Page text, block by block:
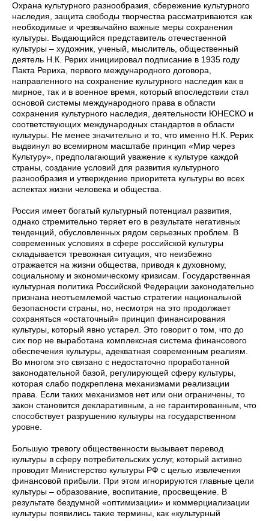
Охрана культурного разнообразия, сбережение культурного
наследия, защита свободы творчества рассматриваются как
необходимые и чрезвычайно важные меры сохранения
культуры. Выдающийся представитель отечественной
культуры – художник, ученый, мыслитель, общественный
деятель Н.К. Рерих инициировал подписание в 1935 году
Пакта Рериха, первого международного договора,
направленного на сохранение культурного наследия как в
мирное, так и в военное время, который впоследствии стал
основой системы международного права в области
сохранения культурного наследия, деятельности ЮНЕСКО и
соответствующих международных стандартов в области
культуры. Не менее значительно и то, что именно Н.К. Рерих
выдвинул во всемирном масштабе принцип «Мир через
Культуру», предполагающий уважение к культуре каждой
страны, создание условий для развития культурного
разнообразия и утверждение приоритета культуры во всех
аспектах жизни человека и общества.
Россия имеет богатый культурный потенциал развития,
однако стремительно теряет его в результате негативных
тенденций, обусловленных рядом серьезных проблем. В
современных условиях в сфере российской культуры
складывается тревожная ситуация, что неизбежно
отражается на жизни общества, приводя к духовному,
социальному и экономическому кризисам. Государственная
культурная политика Российской Федерации законодательно
признана неотъемлемой частью стратегии национальной
безопасности страны, но, несмотря на это продолжает
сохраняться «остаточный» принцип финансирования
культуры, который явно устарел. Это говорит о том, что до
сих пор не выработана комплексная система финансового
обеспечения культуры, адекватная современным реалиям.
Во многом это связано с недостаточно проработанной
законодательной базой, регулирующей сферу культуры,
которая слабо подкреплена механизмами реализации
права. Если таких механизмов нет или они ограничены, то
закон становится декларативным, а не гарантированным, что
способствует разрушению культуры на государственном
уровне.
Большую тревогу общественности вызывает перевод
культуры в сферу потребительских услуг, который активно
проводит Министерство культуры РФ с целью извлечения
финансовой прибыли. При этом игнорируются главные цели
культуры – образование, воспитание, просвещение. В
результате бездумной «оптимизации» и коммерциализации
культуры появились такие термины, как «культурный